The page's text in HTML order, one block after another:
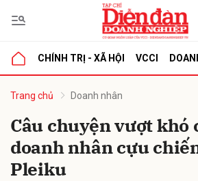
CHÍNH TRỊ - XÃ HỘI VCCI
Trang chủ Doanh nhân
Câu chuyện vượt khó
doanh nhân cựu
Pleiku
luận